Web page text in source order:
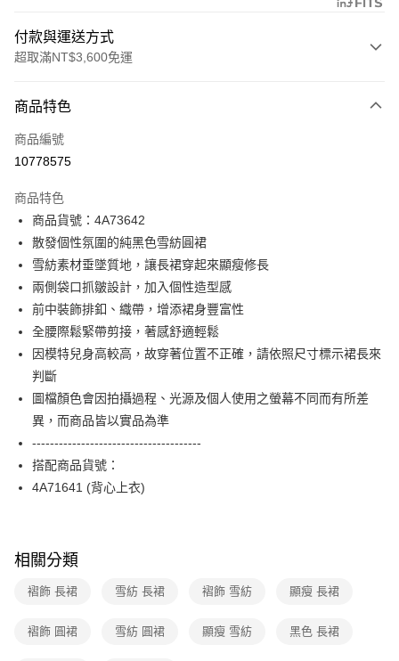
付款與運送方式
超取滿NT$3,600免運
信用卡一次付款
信用卡分期付款
合作金庫商業銀行
華南商業銀行
上海商業儲蓄銀行
國泰世華商業銀行
兆豐國際商業銀行
臺灣中小企業銀行
台中商業銀行
匯豐（台灣）商業銀行
華泰商業銀行
聯邦商業銀行
遠東國際商業銀行
元大商業銀行
永豐商業銀行
玉山商業銀行
星展（台灣）商業銀行
台新國際商業銀行
台灣樂天信用卡公司
超商取貨付款
LINE Pay
Apple Pay
街口支付
【關於「AFTEE先享後付」】
AFTEE先享後付是「在收到商品之後才付款」的支付方式。 讓您購物簡單
便利好安心！
３．安心：先確認商品／服務後，再付款。
【「AFTEE先享後付」結帳流程】
３．收到繳費通知簡訊後14天內，點擊此簡訊中的連結，可透過四大超商／
※ 請注意：結帳手續完成當下不需立刻繳費，但若您需要取消訂單，請聯絡
後付繳納相關費用。
ATM付款
運送方式
全家取貨付款
每筆NT$90，滿NT$3,600(含以上)免運費
每筆NT$90，滿NT$3,600(含以上)免運費
7-11取貨付款
商品特色
商品編號
10778575
商品特色
商品貨號：4A73642
散發個性氛圍的純黑色雪紡圓裙
雪紡素材垂墜質地，讓長裙穿起來顯瘦修長
兩側袋口抓皺設計，加入個性造型感
前中裝飾排釦、織帶，增添裙身豐富性
全腰際鬆緊帶剪接，著感舒適輕鬆
因模特兒身高較高，故穿著位置不正確，請依照尺寸標示裙長來
判斷
圖檔顏色會因拍攝過程、光源及個人使用之螢幕不同而有所差
異，而商品皆以實品為準
--------------------------------------
搭配商品貨號：
4A71641 (背心上衣)
相關分類
褶飾 長裙 雪紡 長裙 褶飾 雪紡 顯瘦 長裙
褶飾 圓裙 雪紡 圓裙 顯瘦 雪紡 黑色 長裙